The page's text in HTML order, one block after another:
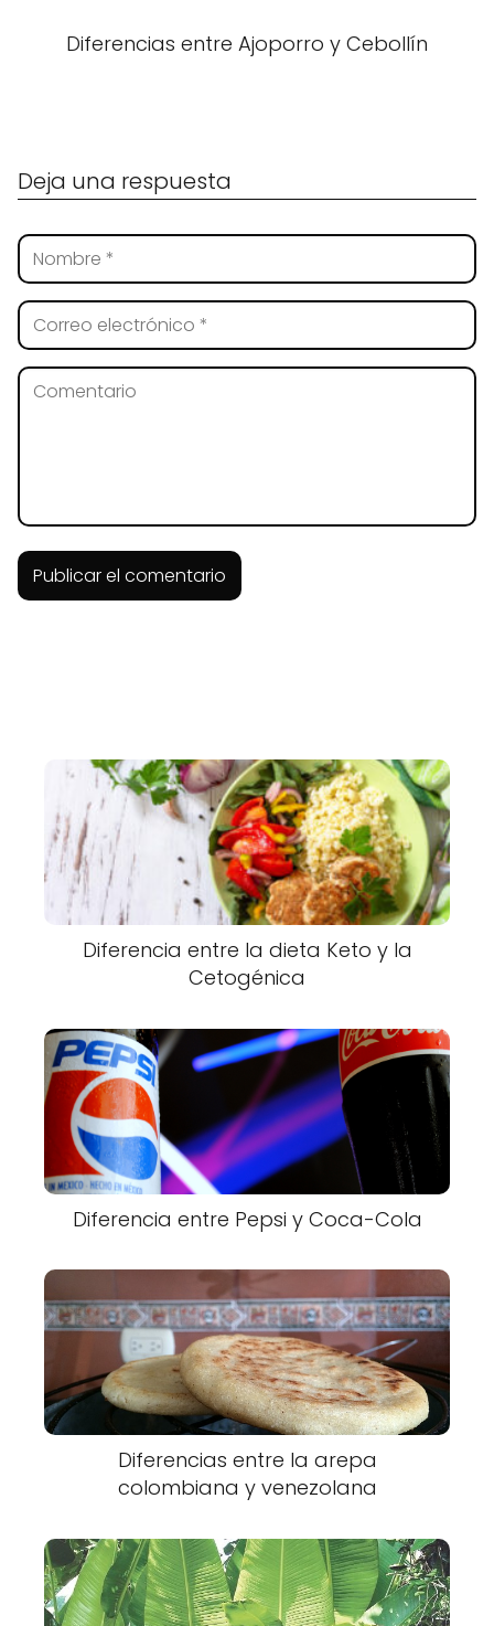
Diferencias entre Ajoporro y Cebollín
Deja una respuesta
Diferencia entre la dieta Keto y la
Cetogénica
Diferencia entre Pepsi y Coca-Cola
Diferencias entre la arepa
colombiana y venezolana